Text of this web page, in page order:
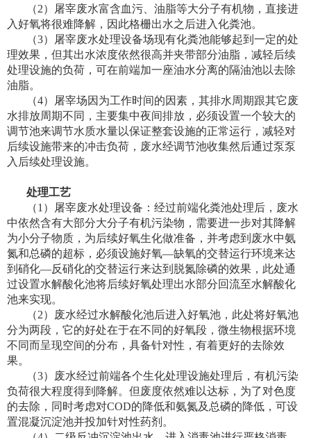
（2）屠宰废水富含血污、油脂等大分子有机物，直接进
入好氧将很难降解，因此格栅出水之后进入化粪池。
（3）屠宰废水处理设备场现有化粪池能够起到一定的处
理效果，但其出水浓度依然很高并夹带部分油脂，减轻后续
处理设施的负荷，可在前端加一座油水分离的隔油池以去除
油脂。
（4）屠宰场因为工作时间的因素，其排水周期跟其它废
水排放周期不同，主要集中夜间排放，必须设置一个较大的
调节池来调节水质水量以保证整套设施的正常运行，减轻对
后续设施带来的冲击负荷，废水经调节池收集然后通过泵泵
入后续处理设施。
处理工艺
（1 ）屠宰废水处理设备：经过前端化粪池处理后，废水
中依然含有大部分大分子有机污染物，需要进一步对其降解
为小分子物质，为后续好氧生化做准备，并考虑到废水中氨
氮和总磷的超标，必须设施好氧—缺氧的交替运行环境来达
到硝化—反硝化的交替运行来达到脱氮除磷的效果，此处通
过设置水解酸化池将后续好氧处理出水部分回流至水解酸化
池来实现。
（2）废水经过水解酸化池后进入好氧池，此处将好氧池
分为两段，它的好处在于在不同的好氧段，微生物根据环境
不同而呈现空间的分布，具备针对性，有着更好的去除效
果。
（3）废水经过前端各个生化处理设施处理后，有机污染
负荷很大程度得到降解。但废度依然难以达标，为了对色度
的去除，同时考虑对COD的降低和氨氮及总磷的降低，可设
置混凝沉淀池并投加针对性药剂。